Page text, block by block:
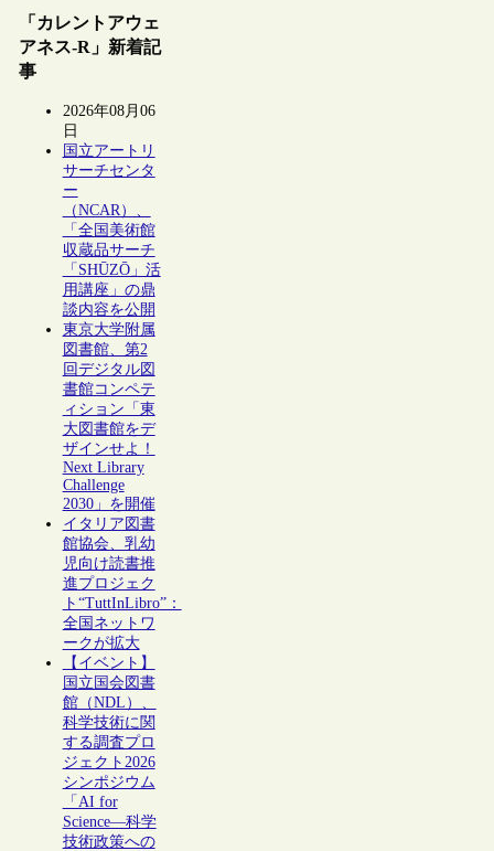
「カレントアウェ
アネス-R」新着記
事
2026年08月06
日
国立アートリ
サーチセンタ
ー
（NCAR）、
「全国美術館
収蔵品サーチ
「SHŪZŌ」活
用講座」の鼎
談内容を公開
東京大学附属
図書館、第2
回デジタル図
書館コンペテ
ィション「東
大図書館をデ
ザインせよ！
Next Library
Challenge
2030」を開催
イタリア図書
館協会、乳幼
児向け読書推
進プロジェク
ト“TuttInLibro”：
全国ネットワ
ークが拡大
【イベント】
国立国会図書
館（NDL）、
科学技術に関
する調査プロ
ジェクト2026
シンポジウム
「AI for
Science―科学
技術政策への